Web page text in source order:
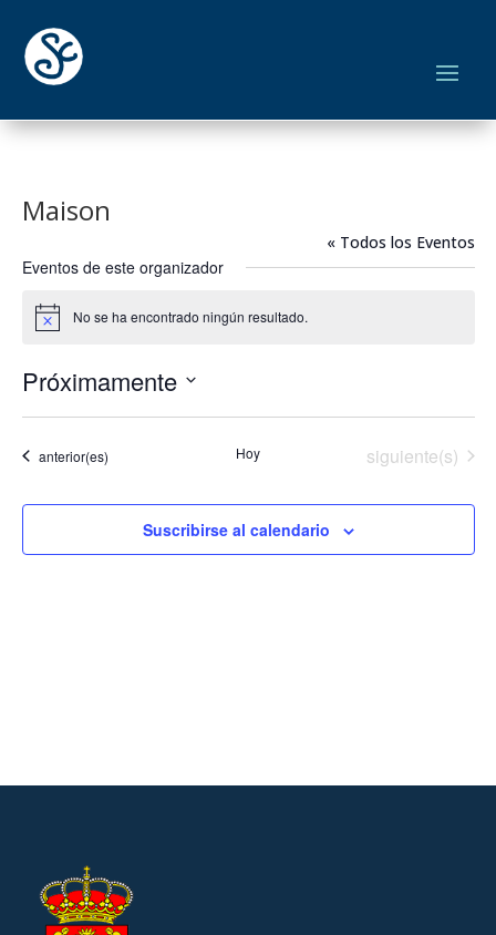
Maison
« Todos los Eventos
Eventos de este organizador
Aviso No se ha encontrado ningún resultado.
Próximamente
Eventos
anterior(es) Hoy Eventos
siguiente(s)
Suscribirse al calendario